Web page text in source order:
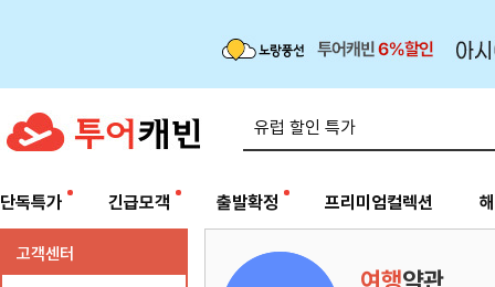
단독특가 긴급모객 출발확정 프리미엄컬렉션
고객센터
여행약관